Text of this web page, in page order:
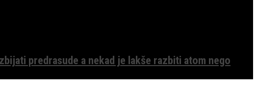
predrasude a nekad je lakše razbiti atom nego